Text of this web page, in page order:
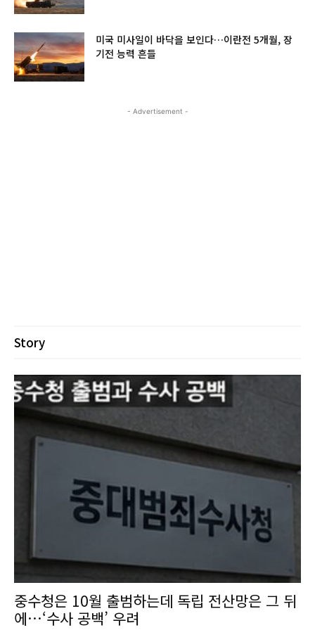
미국 미사일이 바닥을 보인다…이란전 5개월, 장
기전 능력 흔들
- Advertisement -
Story
중수청은 10월 출범하는데 독립 전산망은 그 뒤
에…‘수사 공백’ 우려